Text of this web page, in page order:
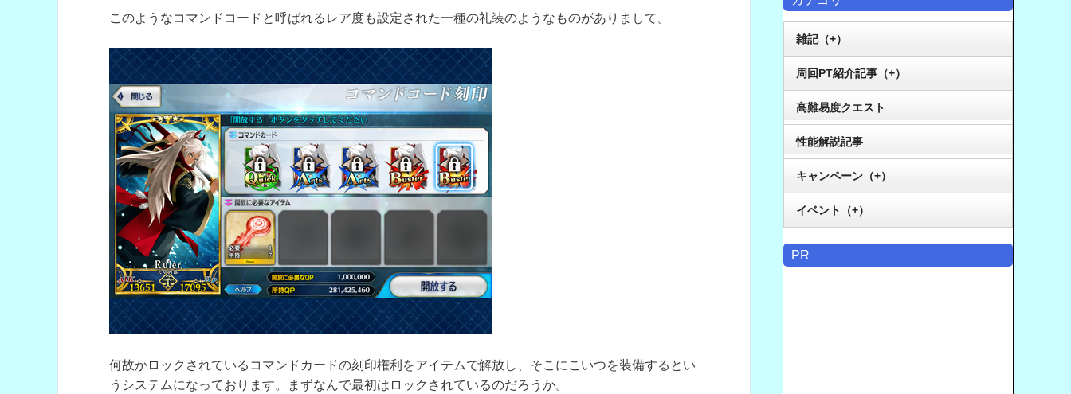
このようなコマンドコードと呼ばれるレア度も設定された一種の礼装のようなものがありまして。
何故かロックされているコマンドカードの刻印権利をアイテムで解放し、そこにこいつを装備するとい
うシステムになっております。まずなんで最初はロックされているのだろうか。
雑記（+）
周回PT紹介記事（+）
高難易度クエスト
性能解説記事
キャンペーン（+）
イベント（+）
PR